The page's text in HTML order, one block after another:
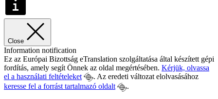
Close
Information notification
Ez az Európai Bizottság eTranslation szolgáltatása által készített gépi
fordítás, amely segít Önnek az oldal megértésében. Kérjük, olvassa
el a használati feltételeket
. Az eredeti változat elolvasásához
keresse fel a forrást tartalmazó oldalt
.